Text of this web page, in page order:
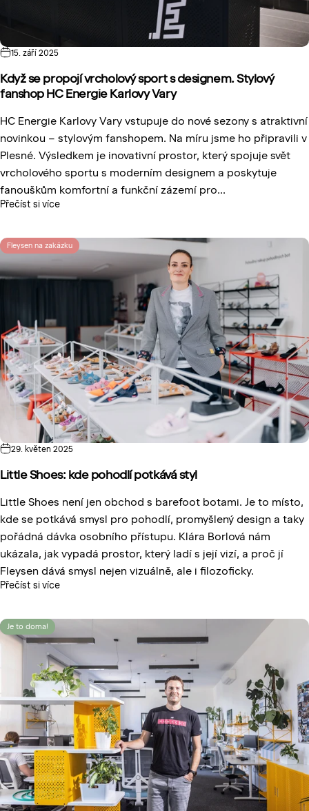
15. září 2025
Když se propojí vrcholový sport s designem. Stylový
fanshop HC Energie Karlovy Vary
HC Energie Karlovy Vary vstupuje do nové sezony s atraktivní
novinkou – stylovým fanshopem. Na míru jsme ho připravili v
Plesné. Výsledkem je inovativní prostor, který spojuje svět
vrcholového sportu s moderním designem a poskytuje
fanouškům komfortní a funkční zázemí pro...
Přečíst si více
Fleysen na zakázku
29. květen 2025
Little Shoes: kde pohodlí potkává styl
Little Shoes není jen obchod s barefoot botami. Je to místo,
kde se potkává smysl pro pohodlí, promyšlený design a taky
pořádná dávka osobního přístupu. Klára Borlová nám
ukázala, jak vypadá prostor, který ladí s její vizí, a proč jí
Fleysen dává smysl nejen vizuálně, ale i filozoficky.
Přečíst si více
Je to doma!